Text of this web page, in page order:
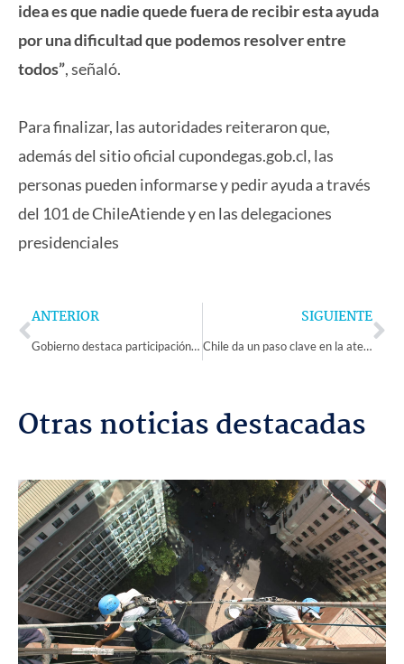
idea es que nadie quede fuera de recibir esta ayuda
por una dificultad que podemos resolver entre
todos”, señaló.
Para finalizar, las autoridades reiteraron que,
además del sitio oficial cupondegas.gob.cl, las
personas pueden informarse y pedir ayuda a través
del 101 de ChileAtiende y en las delegaciones
presidenciales
Prev
ANTERIOR
Gobierno destaca participación femenina en construcción del nuevo hospital de La Serena
SIGUIENTE
Chile da un paso clave en la atención de adolescentes que han cometido delitos sexuales
Otras noticias destacadas